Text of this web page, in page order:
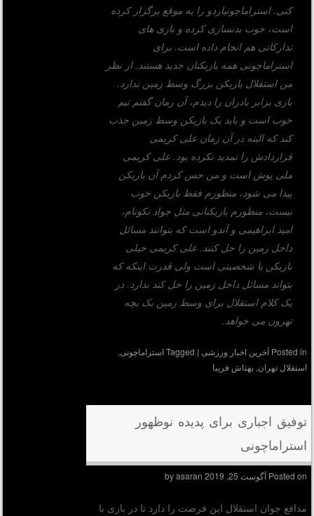
کنی. استراماچونیاردو را به موقع برگزار کرده
است، خوب بدنسازی کرده و بازی های
تدارکاتی هم انجام داده است. برای
استراماچونی همه بازیکنان جدید هستند. از نظر
من استقلال بازیکن بزرگ وسط زمین ندارد.
بازی برابر بادران را دیدم، آن زمان گفتم تیم
خوب است و باید یک بازیکن وسط زمین جذب
کند که البته در آن زمان علی کریمی
قراردادش را تمدید نکرده بود. علی کریمی
ملی پوش است و من حس کردم آن بازیکن
پیدا می شود، منظورم فقط بازیکن خوب
نیست، منظورم بازیکنانی مثل جواد نکونام،
امید ابراهیمی و آندو است که بتوانند مسائل
داخل زمین را حل کنند. علی کریمی خیلی
بازیکن با شخصیتی است ولی قدرت اینکه که
بتواند مسائل داخل زمین را حل کند ندارد. در
یک کلام استقلال برای وسط زمین یک بچه
تهرون می خواهد.
Posted inآخرین اخبار ورزشی |
Taggedاستراماچونی,
استقلال تهران,بهتاش فریبا
توفیق اجباری برای پدیده نوظهور
استراماچونی
Posted onآگوست 25, 2019 by
asaran
مدافع جوان استقلال این فرصت را دارد تا در بازی با